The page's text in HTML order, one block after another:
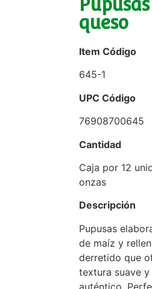
queso
Item Código
645-1
UPC Código
76908700645
Cantidad
Caja por 12
onzas
Descripción
Pupusas
de maíz y
derretido que
textura suave
auténtico.